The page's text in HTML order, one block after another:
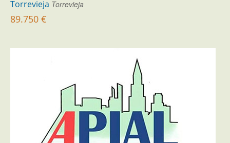
Torrevieja Torrevieja
89.750 €